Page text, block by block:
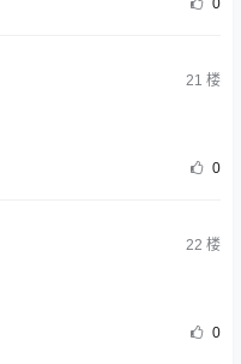
21 楼
0
22 楼
0